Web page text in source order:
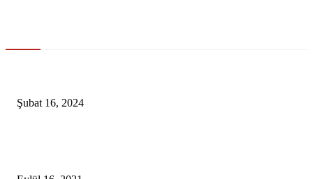
Şubat 16, 2024